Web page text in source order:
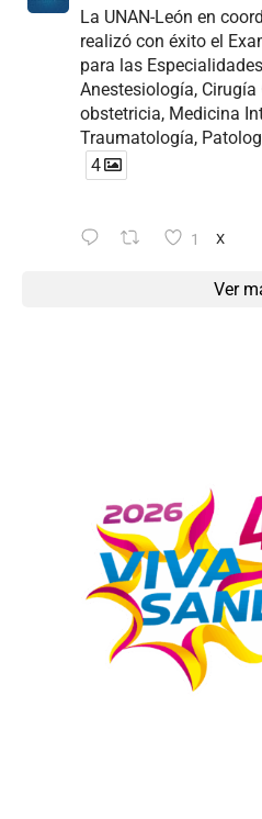
La UNAN-León en
realizó con éxito el
para las
Anestesiología, Cirugía
obstetricia, Medicina
Traumatología,
4
1 X
Ver